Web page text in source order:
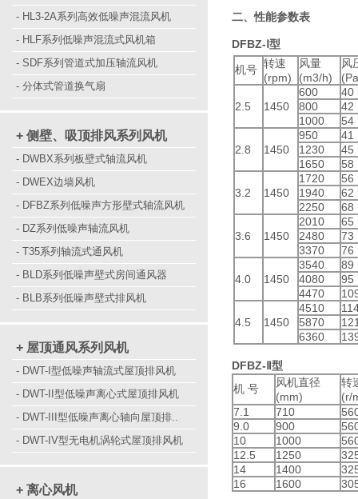
- HL3-2A系列高效低噪声混流风机
- HLF系列低噪声混流式风机箱
- SDF系列管道式加压轴流风机
- 分体式管道换气扇
+ 侧壁、吸顶排风系列风机
- DWBX系列板壁式轴流风机
- DWEX边墙风机
- DFBZ系列低噪声方形壁式轴流风机
- DZ系列低噪声轴流风机
- T35系列轴流式通风机
- BLD系列低噪声壁式房间通风器
- BLB系列低噪声壁式排风机
+ 屋顶通风系列风机
- DWT-I型低噪声轴流式屋顶排风机
- DWT-II型低噪声离心式屋顶排风机
- DWT-III型低噪声离心轴向屋顶排..
- DWT-IV型无电机涡轮式屋顶排风机
+ 离心风机
二、性能参数表
DFBZ-Ⅰ型
机号 转速
(rpm)
风量
(m3/h)
风
2.5 1450
600
40
800
42
1000
54
2.8 1450
950
41
1230
45
1650
58
3.2 1450
1720
56
1940
62
2250
68
3.6 1450
2010
65
2480
73
3370
76
4.0 1450
3540
89
4080
95
4470
4.5 1450
4510
5870
6360
DFBZ-Ⅱ型
机 号
风机直径
(mm)
转
(r/
7.1
710
9.0
900
10
1000
12.5
1250
14
1400
16
1600